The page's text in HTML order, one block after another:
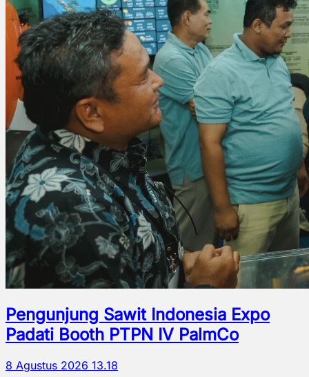
Pengunjung Sawit Indonesia Expo
Padati Booth PTPN IV PalmCo
8 Agustus 2026 13.18